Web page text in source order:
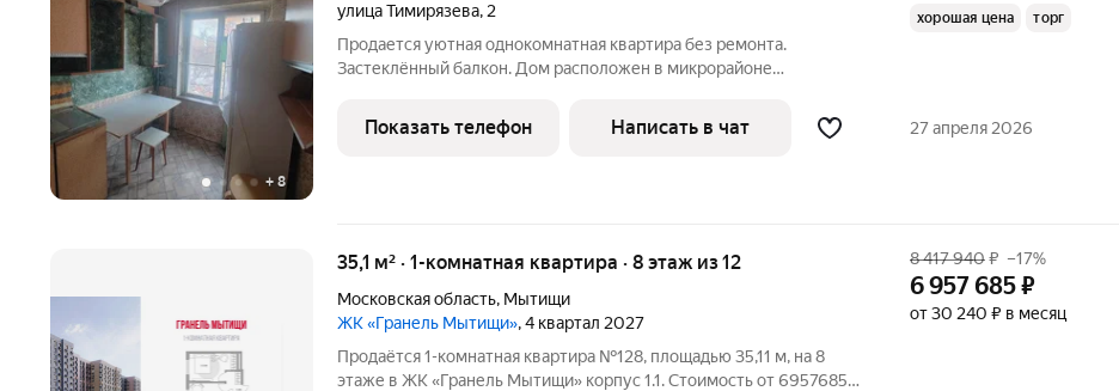
+ 8
улица Тимирязева, 2
Продается уютная однокомнатная квартира без ремонта.
Застеклённый балкон. Дом расположен в микрорайоне
детский сад - все в шаговой доступности. Документы готовы к
сделке. Один взрослый
хорошая цена торг
Показать телефон Написать в чат 27 апреля 2026
35,1 м² · 1-комнатная квартира · 8 этаж из 12
Московская область, Мытищи
ЖК «Гранель Мытищи», 4 квартал 2027
Продаётся 1-комнатная квартира №128, площадью 35,11 м, на 8
этаже в ЖК «Гранель Мытищи» корпус 1.1. Стоимость от 6957685
8 417 940₽ –17%
6 957 685₽
от 30 240 ₽ в месяц